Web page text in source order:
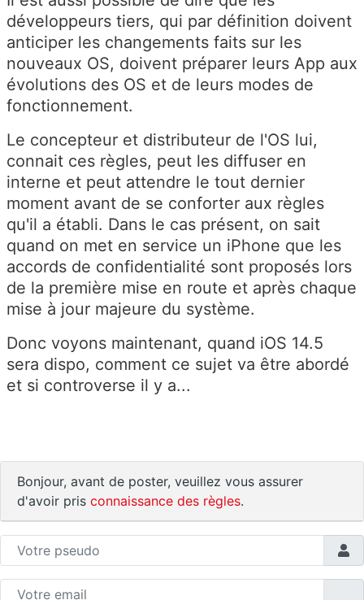
développeurs tiers, qui par définition doivent
anticiper les changements faits sur les
nouveaux OS, doivent préparer leurs App aux
évolutions des OS et de leurs modes de
fonctionnement.
Le concepteur et distributeur de l'OS lui,
connait ces règles, peut les diffuser en
interne et peut attendre le tout dernier
moment avant de se conforter aux règles
qu'il a établi. Dans le cas présent, on sait
quand on met en service un iPhone que les
accords de confidentialité sont proposés lors
de la première mise en route et après chaque
mise à jour majeure du système.
Donc voyons maintenant, quand iOS 14.5
sera dispo, comment ce sujet va être abordé
et si controverse il y a...
Bonjour, avant de poster, veuillez vous assurer
d'avoir pris connaissance des règles.